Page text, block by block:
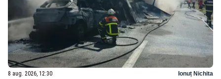
8 aug. 2026, 12:30 Ionuț Nichita